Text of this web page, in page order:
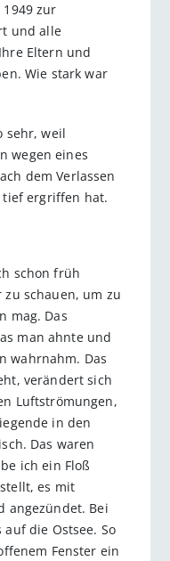
zur
und alle
Eltern und
Wie stark war
sehr, weil
wegen eines
dem Verlassen
tief ergriffen hat.
schon früh
schauen, um zu
mag. Das
man ahnte und
wahrnahm. Das
verändert sich
Luftströmungen,
in den
Das waren
ich ein Floß
es mit
angezündet. Bei
die Ostsee. So
Fenster ein